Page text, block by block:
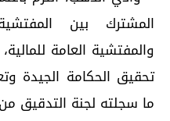
المشترك بين المفتشية
والمفتشية العامة
تحقيق الحكامة الجيدة
ما سجلته لجنة التدقيق